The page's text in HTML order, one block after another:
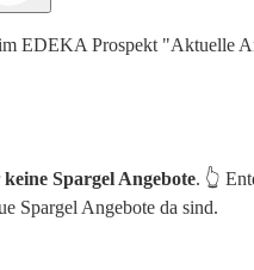
EDEKA Prospekt "Aktuelle
keine Spargel Angebote. 👆
Spargel Angebote da sind.